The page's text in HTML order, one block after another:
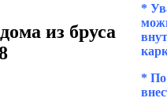
из бруса
*
*